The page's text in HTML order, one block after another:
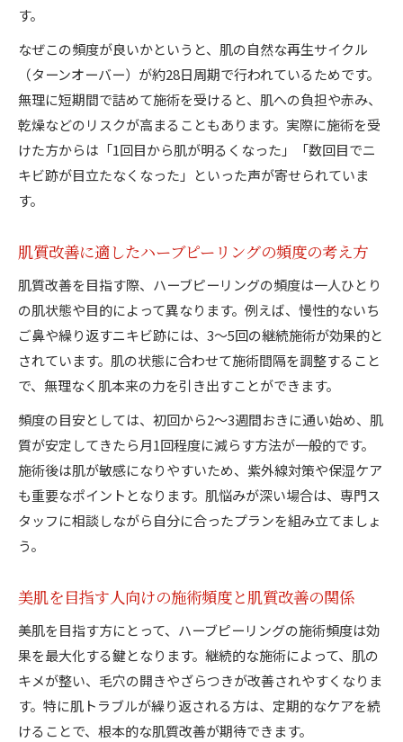
す。
なぜこの頻度が良いかというと、肌の自然な再生サイクル
（ターンオーバー）が約28日周期で行われているためです。
無理に短期間で詰めて施術を受けると、肌への負担や赤み、
乾燥などのリスクが高まることもあります。実際に施術を受
けた方からは「1回目から肌が明るくなった」「数回目でニ
キビ跡が目立たなくなった」といった声が寄せられていま
す。
肌質改善に適したハーブピーリングの頻度の考え方
肌質改善を目指す際、ハーブピーリングの頻度は一人ひとり
の肌状態や目的によって異なります。例えば、慢性的ないち
ご鼻や繰り返すニキビ跡には、3〜5回の継続施術が効果的と
されています。肌の状態に合わせて施術間隔を調整すること
で、無理なく肌本来の力を引き出すことができます。
頻度の目安としては、初回から2〜3週間おきに通い始め、肌
質が安定してきたら月1回程度に減らす方法が一般的です。
施術後は肌が敏感になりやすいため、紫外線対策や保湿ケア
も重要なポイントとなります。肌悩みが深い場合は、専門ス
タッフに相談しながら自分に合ったプランを組み立てましょ
う。
美肌を目指す人向けの施術頻度と肌質改善の関係
美肌を目指す方にとって、ハーブピーリングの施術頻度は効
果を最大化する鍵となります。継続的な施術によって、肌の
キメが整い、毛穴の開きやざらつきが改善されやすくなりま
す。特に肌トラブルが繰り返される方は、定期的なケアを続
けることで、根本的な肌質改善が期待できます。